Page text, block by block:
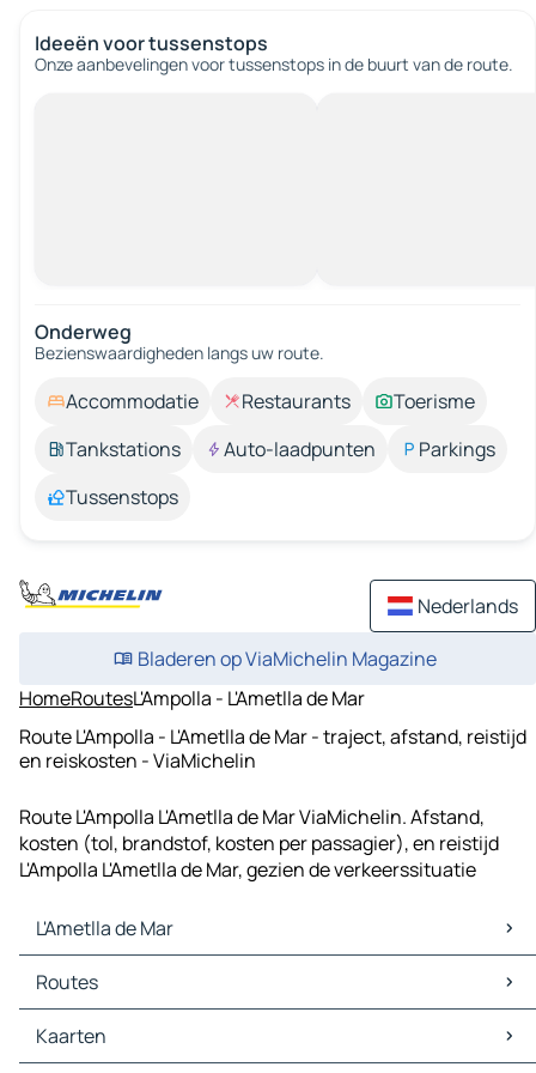
Ideeën voor tussenstops
Onze aanbevelingen voor tussenstops in de buurt van de route.
Onderweg
Bezienswaardigheden langs uw route.
Accommodatie Restaurants
Toerisme
Tankstations
Auto-laadpunten
Parkings
Tussenstops
Nederlands
Bladeren op ViaMichelin Magazine
HomeRoutesL'Ampolla - L'Ametlla de Mar
Route L'Ampolla - L'Ametlla de Mar - traject, afstand, reistijd
en reiskosten - ViaMichelin
Route L'Ampolla L'Ametlla de Mar ViaMichelin. Afstand,
kosten (tol, brandstof, kosten per passagier), en reistijd
L'Ampolla L'Ametlla de Mar, gezien de verkeerssituatie
L'Ametlla de Mar
L'Ametlla de Mar Kaarten
L'Ametlla de Mar Verkeer
L'Ametlla de Mar Hotels
L'Ametlla de Mar Restaurants
Routes
Routes L'Ametlla de Mar - El Perelló
Routes L'Ametlla de Mar - L'Ampolla
Kaarten